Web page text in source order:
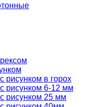
рисунком в горох
рисунком 6-12 мм
рисунком 25 мм